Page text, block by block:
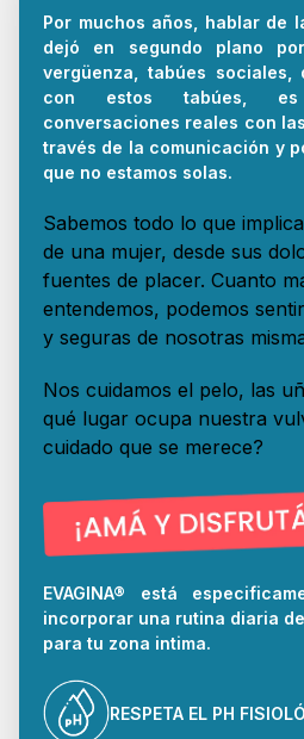
Por muchos años, hablar de
dejó en segundo plano
vergüenza, tabúes sociales,
con estos tabúes, es
conversaciones reales con
través de la comunicación y
que no estamos solas.
Sabemos todo lo que
de una mujer, desde sus
fuentes de placer. Cuanto
entendemos, podemos
y seguras de nosotras
Nos cuidamos el pelo, las
qué lugar ocupa nuestra
cuidado que se merece?
EVAGINA® está
incorporar una rutina diaria
para tu zona intima.
RESPETA EL PH